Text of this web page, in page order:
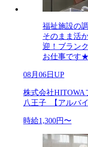
福祉施設の
そのまま活
迎！ブラン
お仕事です★
08月06日UP
株式会社HITOWA
八王子_【アルバ
時給1,300円〜